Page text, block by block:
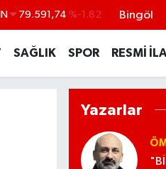
45,43620 %0.02
53,38690 %0.19
Bingöl
SAĞLIK SPOR RESMİ
Yazarlar